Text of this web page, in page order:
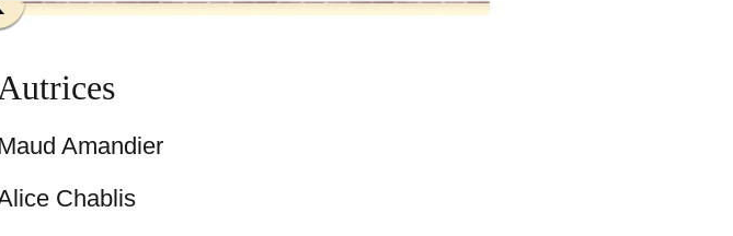
Autrices
Amandier
Chablis